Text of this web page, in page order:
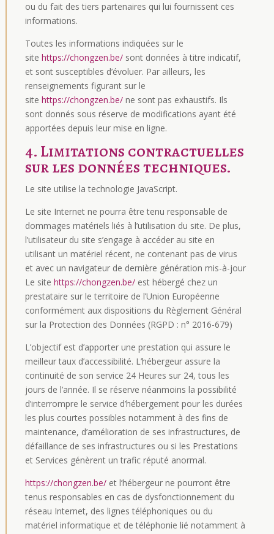
ou du fait des tiers partenaires qui lui fournissent ces
informations.
Toutes les informations indiquées sur le
site https://chongzen.be/sont données à titre indicatif,
et sont susceptibles d’évoluer. Par ailleurs, les
renseignements figurant sur le
site https://chongzen.be/ne sont pas exhaustifs. Ils
sont donnés sous réserve de modifications ayant été
apportées depuis leur mise en ligne.
4. Limitations contractuelles
sur les données techniques.
Le site utilise la technologie JavaScript.
Le site Internet ne pourra être tenu responsable de
dommages matériels liés à l’utilisation du site. De plus,
l’utilisateur du site s’engage à accéder au site en
utilisant un matériel récent, ne contenant pas de virus
et avec un navigateur de dernière génération mis-à-jour
Le site https://chongzen.be/est hébergé chez un
prestataire sur le territoire de l’Union Européenne
conformément aux dispositions du Règlement Général
sur la Protection des Données (RGPD : n° 2016-679)
L’objectif est d’apporter une prestation qui assure le
meilleur taux d’accessibilité. L’hébergeur assure la
continuité de son service 24 Heures sur 24, tous les
jours de l’année. Il se réserve néanmoins la possibilité
d’interrompre le service d’hébergement pour les durées
les plus courtes possibles notamment à des fins de
maintenance, d’amélioration de ses infrastructures, de
défaillance de ses infrastructures ou si les Prestations
et Services génèrent un trafic réputé anormal.
https://chongzen.be/et l’hébergeur ne pourront être
tenus responsables en cas de dysfonctionnement du
réseau Internet, des lignes téléphoniques ou du
matériel informatique et de téléphonie lié notamment à